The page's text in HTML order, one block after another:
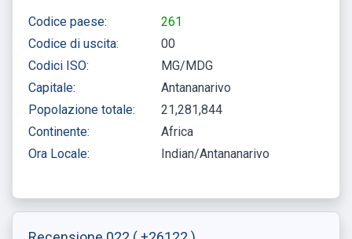
Codice paese:
261
Codice di uscita:
00
Codici ISO:
MG/MDG
Capitale:
Antananarivo
Popolazione totale:
21,281,844
Continente:
Africa
Ora Locale:
Indian/Antananarivo